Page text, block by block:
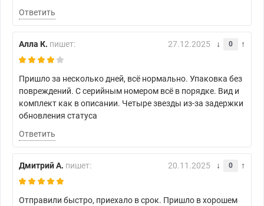
Ответить
Алла К. пишет: 27.12.2025 0
Пришло за несколько дней, всё нормально. Упаковка без
повреждений. С серийным номером всё в порядке. Вид и
комплект как в описании. Четыре звезды из-за задержки
обновления статуса
Ответить
Дмитрий А. пишет: 20.11.2025 0
Отправили быстро, приехало в срок. Пришло в хорошем